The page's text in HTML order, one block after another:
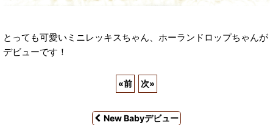
とっても可愛いミニレッキスちゃん、ホーランドロップちゃんが
デビューです！
«前 次»
New Babyデビュー